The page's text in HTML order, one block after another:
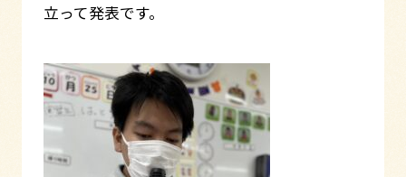
立って発表です。